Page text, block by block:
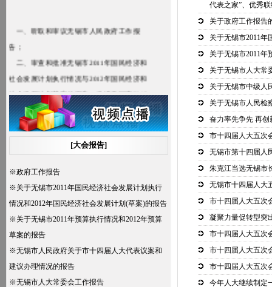
一、听取和审议无锡市人民政府工作报
告；
二、审查和批准无锡市2011年国民经济和
社会发展计划执行情况与2012年国民经济和
社会发展计划草案的报告，批准无锡市2012
年国民经济和社会发展计划；
三、审查和批准无锡市2011年预算执行情
况和2012年预算草案的报告，批准2012年市
本级预算；
四、听取和审议无锡市人民政府关于市十
四届人大代表议案和建议办理情况的报告；
五、听取和审议无锡市人大常委会工作报
告；
六、听取和审议无锡市中级人民法院工作
报告；
七、听取和审议无锡市人民检察院工作报
告；
[大会报告]
※政府工作报告
※关于无锡市2011年国民经济社会发展计划执行
情况和2012年国民经济社会发展计划(草案)的报告
※关于无锡市2011年预算执行情况和2012年预算
草案的报告
※无锡市人民政府关于市十四届人大代表议案和
建议办理情况的报告
※无锡市人大常委会工作报告
代表之家”、优秀
关于政府工作报告
关于无锡市2011年
关于无锡市2011年
关于无锡市人大常
关于无锡市中级人
关于无锡市人民检
奋力率先争先 再创
市十四届人大五次
无锡市第十四届人
朱克江当选无锡市
无锡市十四届人大
市十四届人大五次
凝聚力量促转型突
市十四届人大五次
市十四届人大五次
市十四届人大五次
今年人大继续制定